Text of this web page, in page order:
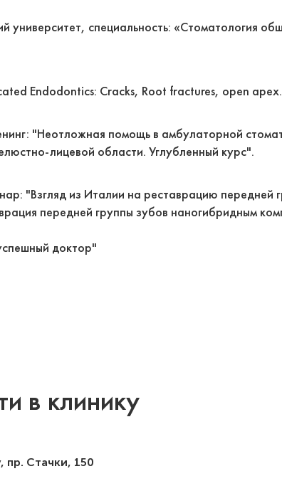
университет, специальность: «Стоматология
Endodontics: Cracks, Root fractures, open
"Неотложная помощь в амбулаторной
лицевой области. Углубленный курс".
"Взгляд из Италии на реставрацию передней
передней группы зубов наногибридным
доктор"
в клинику
, пр. Стачки, 150